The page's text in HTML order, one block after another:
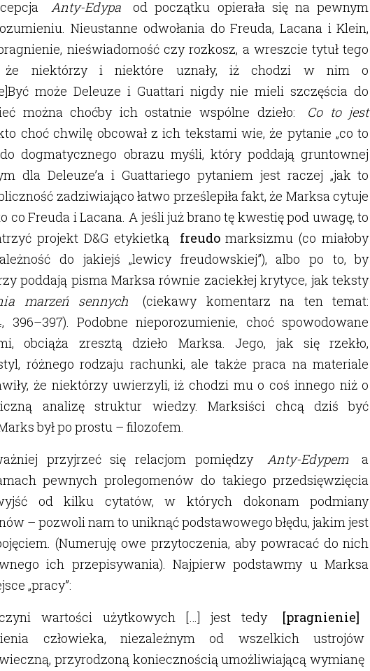
Anty-Edypa
od początku opierała się na pewnym
Nieustanne odwołania do Freuda, Lacana i Klein,
nieświadomość czy rozkosz, a wreszcie tytuł tego
że niektórzy i niektóre uznały, iż chodzi w nim o
może Deleuze i Guattari nigdy nie mieli szczęścia do
można choćby ich ostatnie wspólne dzieło:
Co to jest
choć chwilę obcował z ich tekstami wie, że pytanie „co to
dogmatycznego obrazu myśli, który poddają gruntownej
dla Deleuze’a i Guattariego pytaniem jest raczej „jak to
zadziwiająco łatwo prześlepiła fakt, że Marksa cytuje
co Freuda i Lacana. A jeśli już brano tę kwestię pod uwagę, to
projekt D&G etykietką
freudo marksizmu (co miałoby
do jakiejś „lewicy freudowskiej”), albo po to, by
poddają pisma Marksa równie zaciekłej krytyce, jak teksty
marzeń sennych
(ciekawy komentarz na ten temat:
396–397). Podobne nieporozumienie, choć spowodowane
obciąża zresztą dzieło Marksa. Jego, jak się rzekło,
różnego rodzaju rachunki, ale także praca na materiale
że niektórzy uwierzyli, iż chodzi mu o coś innego niż o
analizę struktur wiedzy. Marksiści chcą dziś być
był po prostu – filozofem.
przyjrzeć się relacjom pomiędzy
Anty-Edypem
a
pewnych prolegomenów do takiego przedsięwzięcia
od kilku cytatów, w których dokonam podmiany
– pozwoli nam to uniknąć podstawowego błędu, jakim jest
(Numeruję owe przytoczenia, aby powracać do nich
ich przepisywania). Najpierw podstawmy u Marksa
„pracy”:
wartości użytkowych […] jest tedy
[pragnienie]
człowieka, niezależnym od wszelkich ustrojów
przyrodzoną koniecznością umożliwiającą wymianę